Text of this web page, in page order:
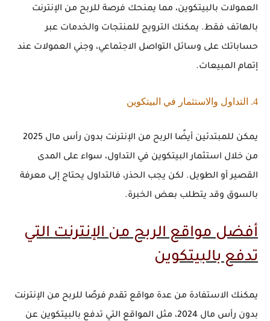
العمولات بالبيتكوين، مما يمنحك فرصة للربح من الإنترنت
بالهاتف فقط. يمكنك الترويج للمنتجات والخدمات عبر
حساباتك على وسائل التواصل الاجتماعي، وجني العمولات عند
إتمام المبيعات.
4. التداول والاستثمار في البيتكوين
يمكن للمبتدئين أيضًا الربح من الإنترنت بدون رأس مال 2025
من خلال استثمار البيتكوين في التداول، سواء على المدى
القصير أو الطويل. لكن يجب الحذر، فالتداول يحتاج إلى معرفة
بالسوق وقد يتطلب بعض الخبرة.
أفضل مواقع الربح من الإنترنت التي
تدفع بالبيتكوين
يمكنك الاستفادة من عدة مواقع تقدم فرصًا للربح من الإنترنت
بدون رأس مال 2024
، مثل المواقع التي تدفع بالبيتكوين عن